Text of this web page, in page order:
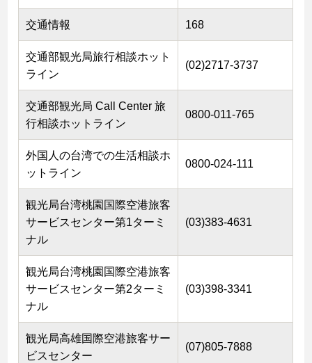
交通情報 168
交通部観光局旅行相談ホット
ライン
(02)2717-3737
交通部観光局 Call Center 旅
行相談ホットライン
0800-011-765
外国人の台湾での生活相談ホ
ットライン
0800-024-111
観光局台湾桃園国際空港旅客
サービスセンター第1ターミ
ナル
(03)383-4631
観光局台湾桃園国際空港旅客
サービスセンター第2ターミ
ナル
(03)398-3341
観光局高雄国際空港旅客サー
ビスセンター
(07)805-7888